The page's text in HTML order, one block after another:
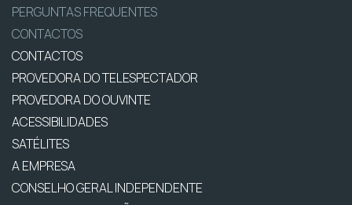
PERGUNTAS FREQUENTES
CONTACTOS
CONTACTOS
PROVEDORA DO TELESPECTADOR
PROVEDORA DO OUVINTE
ACESSIBILIDADES
SATÉLITES
A EMPRESA
CONSELHO GERAL INDEPENDENTE